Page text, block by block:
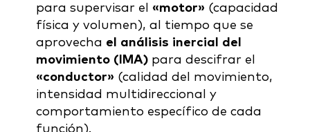
para supervisar el «motor» (capacidad
física y volumen), al tiempo que se
aprovecha el análisis inercial del
movimiento (IMA) para descifrar el
«conductor» (calidad del movimiento,
intensidad multidireccional y
comportamiento específico de cada
función).